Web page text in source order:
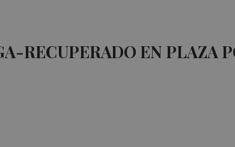
RECUPERADO EN PLAZA